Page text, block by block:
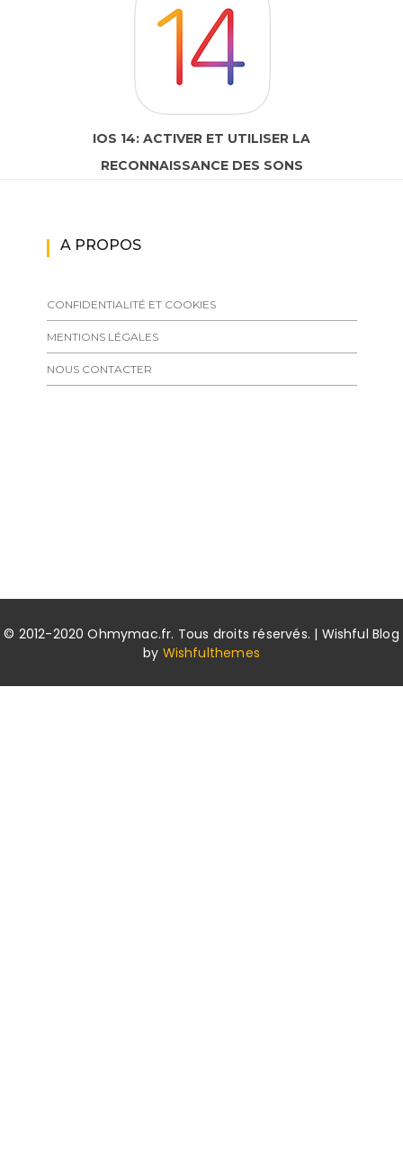
IOS 14: ACTIVER ET UTILISER LA
RECONNAISSANCE DES SONS
A PROPOS
CONFIDENTIALITÉ ET COOKIES
MENTIONS LÉGALES
NOUS CONTACTER
© 2012-2020 Ohmymac.fr. Tous droits réservés. | Wishful Blog
by Wishfulthemes